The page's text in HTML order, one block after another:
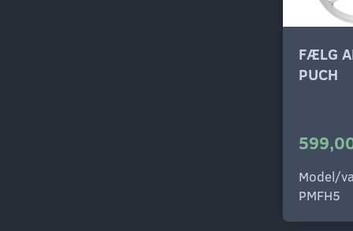
FÆLG
PUCH
Model/
PMFH5